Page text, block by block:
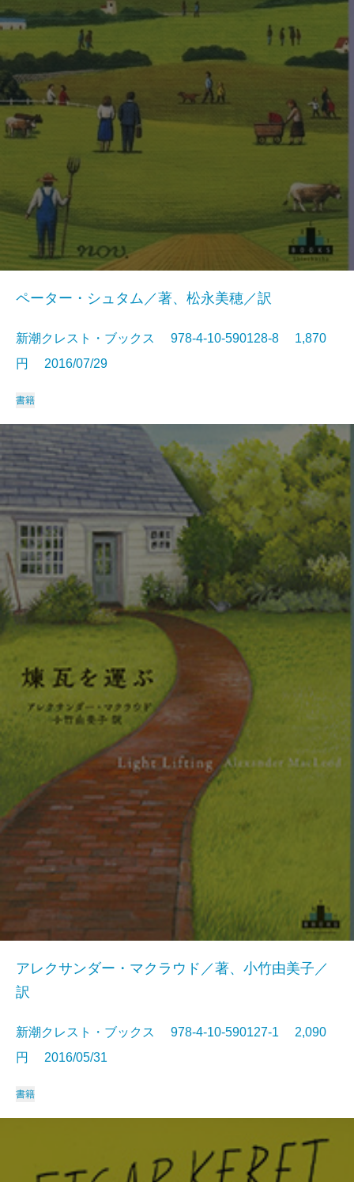
ペーター・シュタム／著、松永美穂／訳
新潮クレスト・ブックス 978-4-10-590128-8 1,870
円 2016/07/29
書籍
アレクサンダー・マクラウド／著、小竹由美子／
訳
新潮クレスト・ブックス 978-4-10-590127-1 2,090
円 2016/05/31
書籍